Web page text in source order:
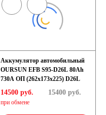
Аккумулятор автомобильный
OURSUN EFB S95-D26L 80Ah
730A ОП (262х173х225) D26L
14500 руб.
при обмене
15400руб.